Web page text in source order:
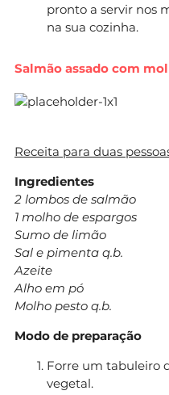
pronto a servir nos
na sua cozinha.
Salmão assado com
Receita para duas
Ingredientes
2 lombos de salmão
1 molho de espargos
Sumo de limão
Sal e pimenta q.b.
Azeite
Alho em pó
Molho pesto q.b.
Modo de preparação
Forre um tabuleiro
vegetal.